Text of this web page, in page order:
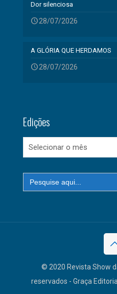
Dor silenciosa
28/07/2026
A GLÓRIA QUE HERDAMOS
28/07/2026
Edições
Edições
Search
for:
© 2020 Revista Show
reservados - Graça